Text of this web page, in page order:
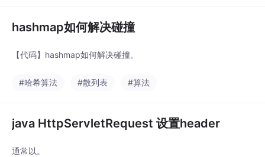
hashmap如何解决碰撞
【代码】hashmap如何解决碰撞。
#哈希算法 #散列表 #算法
java HttpServletRequest 设置header
通常以。